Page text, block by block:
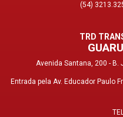
(54)
TRD
Avenida Santana, 200 - B.
Entrada pela Av. Educador Paulo